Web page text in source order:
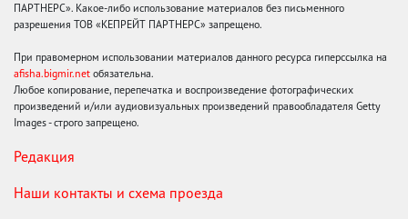
ПАРТНЕРС». Какое-либо использование материалов без письменного
разрешения ТОВ «КЕПРЕЙТ ПАРТНЕРС» запрещено.
При правомерном использовании материалов данного ресурса гиперссылка на
afisha.bigmir.net обязательна.
Любое копирование, перепечатка и воспроизведение фотографических
произведений и/или аудиовизуальных произведений правообладателя Getty
Images - строго запрещено.
Редакция
Наши контакты и схема проезда